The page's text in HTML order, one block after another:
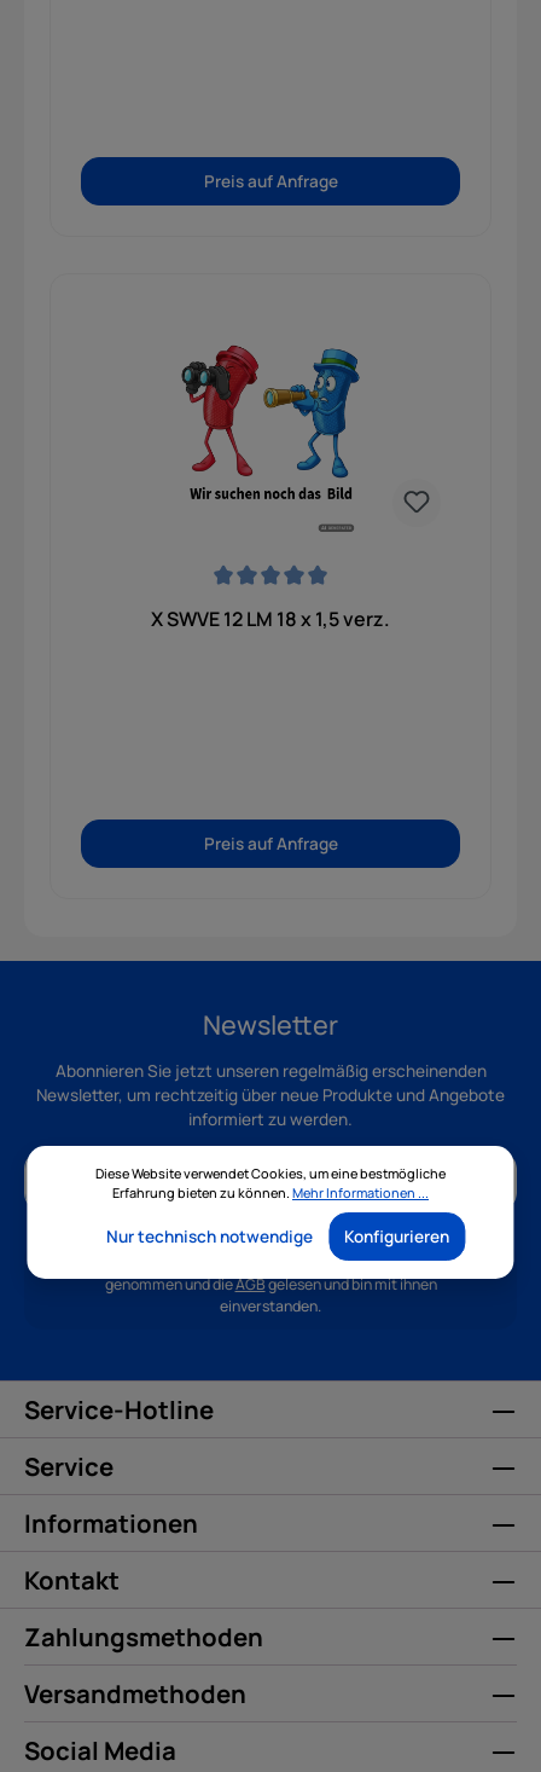
Preis auf Anfrage
X SWVE 12 LM 18 x 1,5 verz.
Preis auf Anfrage
Newsletter
Abonnieren Sie jetzt unseren regelmäßig erscheinenden
Newsletter, um rechtzeitig über neue Produkte und Angebote
informiert zu werden.
Datenschutzbestimmungenzur Kenntnis
genommen und dieAGBgelesen und bin mit ihnen
einverstanden.
Service-Hotline
Service
Informationen
Kontakt
Zahlungsmethoden
Versandmethoden
Social Media
Diese Website verwendet Cookies, um eine bestmögliche
Erfahrung bieten zu können. Mehr Informationen ...
Nur technisch notwendige Konfigurieren